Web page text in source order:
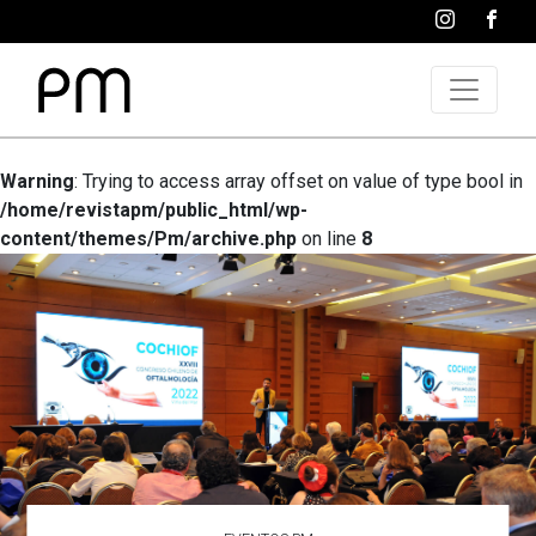
Warning: Trying to access array offset on value of type bool in
/home/revistapm/public_html/wp-
content/themes/Pm/archive.php on line 8